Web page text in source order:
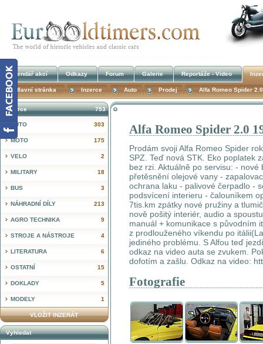
Alfa Romeo Spider 2.0
Prodám svoji Alfa Romeo Spider
SPZ. Teď nová STK. Eko poplatek
bez rzi. Aktuálně po servisu: -
přetěsnění olejové vany -
ochrana laku - palivové čerpadlo -
podsvícení interieru - čalouníkem
7tis.km zpátky nové pružiny a
nově pošitý interiér, audio a
manuál + komunikace s původním
z prodlouženého víkendu po
jediného problému. S Alfou teď
odkaz na video auta se zvukem.
dofotím a zašlu. Odkaz na video:
Fotografie
753
Inzerce
303
AUTO
175
MOTO
2
VELO
18
MILITARY
3
BUS
213
NÁHRADNÍ DÍLY
9
AGRO TECHNIKA
4
STROJE A NÁSTROJE
6
LITERATURA
15
OSTATNÍ
5
DOKLADY
1
MODELY
VLOŽIT INZERÁT
Vyhledat
Kalendář akcí Odkazy Forum Galerie Reportáže - Video
Hlavní stránka Inzerce Auto Prodej Alfa Romeo Spider